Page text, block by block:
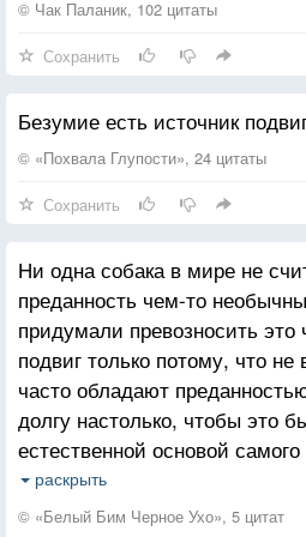
А кому-то нужна война.
Кому-то не хватает воздуха и
Денег. Кто-то придумывает
Оружие, наркотики.
Кто-то лжёт и хочет
И тот, кто мне скажет,
Что это нужно для
Взвешивает свою жизнь
А у меня — одна жизнь, и она
Чтоб не сноситься
Есть христианский выход —
Как бегство от алкоголизма
Одиноко живут, седея,
Шорох слушая по ночам.
...Только в жажде
Хочет женщина быть любимой,
Плакать, радоваться и
© Чак Паланик, 102 цитаты
Сохранить
Безумие есть источник
© «Похвала Глупости», 24 цитаты
Сохранить
Ни одна собака в мире не
преданность чем-то
придумали превозносить это
подвиг только потому, что
часто обладают
долгу настолько, чтобы это
естественной основой
благородство души — само
состояние.
раскрыть
© «Белый Бим Черное Ухо», 5 цитат